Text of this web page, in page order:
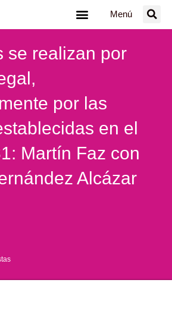
Menú
se realizan por
por las
en el
Martín Faz con
Alcázar